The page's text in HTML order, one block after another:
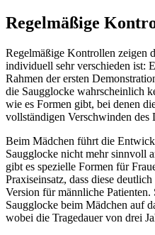
Regelmäßige
Regelmäßige Kontrollen zeigen
individuell sehr verschieden ist:
Rahmen der ersten
die Saugglocke wahrscheinlich
wie es Formen gibt, bei denen
vollständigen Verschwinden des
Beim Mädchen führt die
Saugglocke nicht mehr sinnvoll
gibt es spezielle Formen für
Praxiseinsatz, dass diese
Version für männliche Patienten.
Saugglocke beim Mädchen auf
wobei die Tragedauer von drei